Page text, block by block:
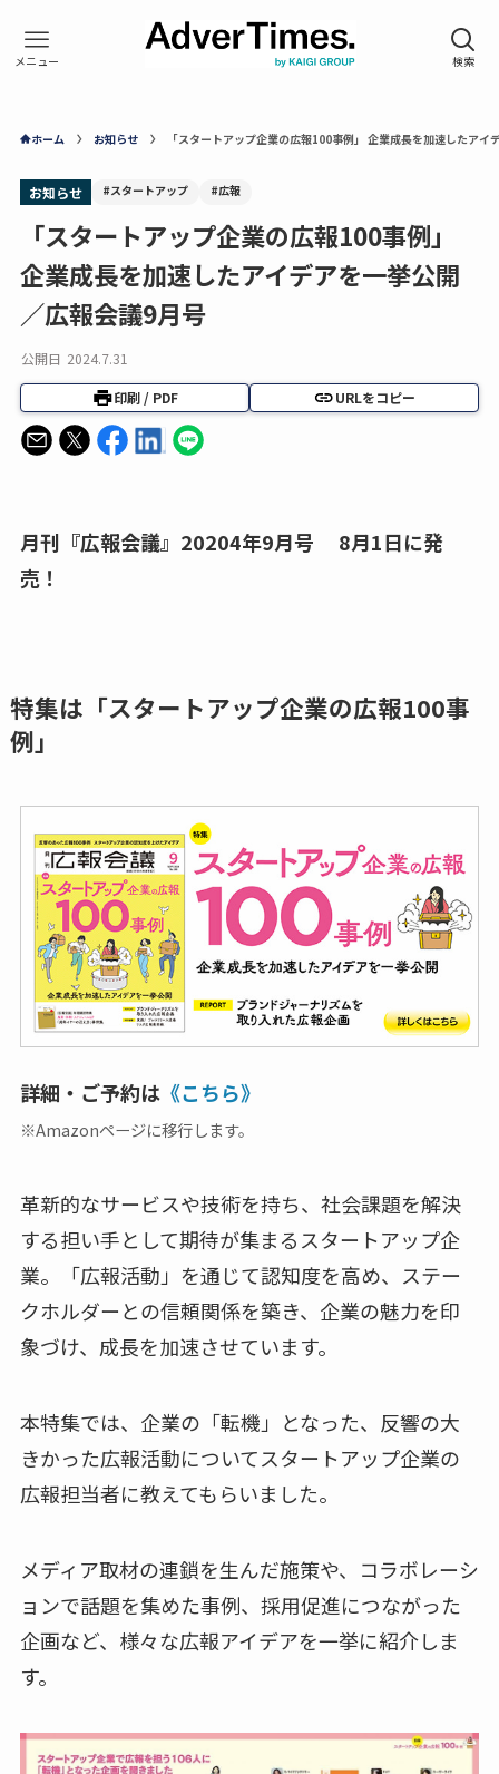
ホーム お知らせ 「スタートアップ企業の広報100事例」 企業成長を加速したアイ
お知らせ #スタートアップ #広報
「スタートアップ企業の広報100事例」
企業成長を加速したアイデアを一挙公開
／広報会議9月号
公開日 2024.7.31
印刷 / PDF URLをコピー
月刊『広報会議』20204年9月号 8月1日に発
売！
特集は「スタートアップ企業の広報100事
例」
詳細・ご予約は《こちら》
※Amazonページに移行します。
革新的なサービスや技術を持ち、社会課題を解決
する担い手として期待が集まるスタートアップ企
業。「広報活動」を通じて認知度を高め、ステー
クホルダーとの信頼関係を築き、企業の魅力を印
象づけ、成長を加速させています。
本特集では、企業の「転機」となった、反響の大
きかった広報活動についてスタートアップ企業の
広報担当者に教えてもらいました。
メディア取材の連鎖を生んだ施策や、コラボレーシ
ョンで話題を集めた事例、採用促進につながった
企画など、様々な広報アイデアを一挙に紹介しま
す。